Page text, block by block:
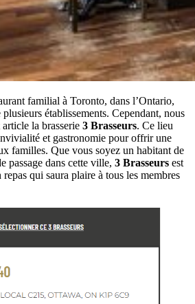
familial à Toronto, dans l’Ontario,
établissements. Cependant, nous
la brasserie 3 Brasseurs. Ce lieu
et gastronomie pour offrir une
familles. Que vous soyez un habitant de
passage dans cette ville, 3 Brasseurs est
qui saura plaire à tous les membres